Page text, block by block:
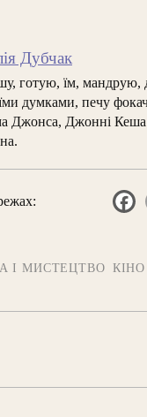
Дубчак
готую, їм, мандрую,
думками, печу
Джонса, Джонні Кеша
І МИСТЕЦТВО КІНО